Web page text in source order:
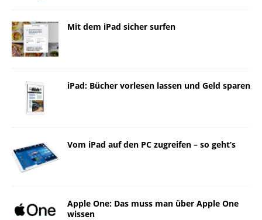
Mit dem iPad sicher surfen
iPad: Bücher vorlesen lassen und Geld sparen
Vom iPad auf den PC zugreifen – so geht’s
Apple One: Das muss man über Apple One
wissen